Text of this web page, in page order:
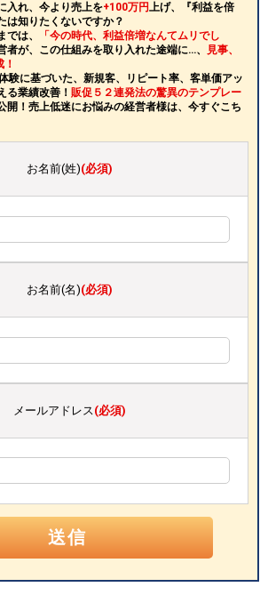
入れ、今より売上を+100万円上げ、『利益を倍
は知りたくないですか？
は、
「今の時代、利益倍増なんてムリでし
者が、この仕組みを取り入れた途端に…、
見事、
験に基づいた、新規客、リピート率、客単価アッ
る業績改善！ 販促５２連発法の驚異のテンプレー
開！売上低迷にお悩みの経営者様は、今すぐこち
お名前(姓)(必須)
お名前(名)(必須)
メールアドレス(必須)